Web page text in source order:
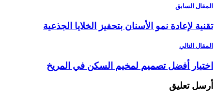
السابق
لإعادة نمو الأسنان بتحفيز الخلايا الجذعية
التالي
أفضل تصميم لمخيم السكن في المريخ
تعليق